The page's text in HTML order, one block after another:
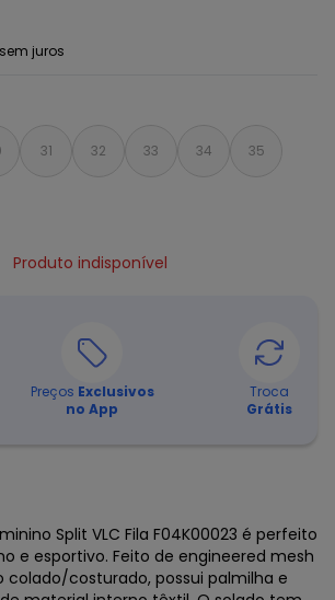
sem juros
31 32 33 34 35
Produto indisponível
Preços Exclusivos
no App
Troca
Grátis
Split VLC Fila F04K00023 é perfeito
e esportivo. Feito de engineered mesh
costurado, possui palmilha e